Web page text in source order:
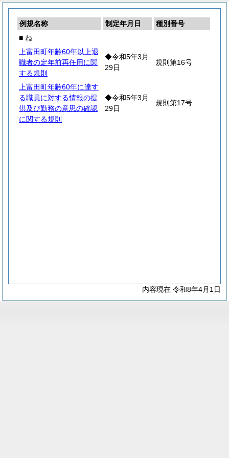
例規名称 制定年月日
種別番号
■ ね
上富田町年齢60年以上退
職者の定年前再任用に関
する規則
◆令和5年3月
29日
規則第16号
上富田町年齢60年に達す
る職員に対する情報の提
供及び勤務の意思の確認
に関する規則
◆令和5年3月
29日
規則第17号
内容現在 令和8年4月1日